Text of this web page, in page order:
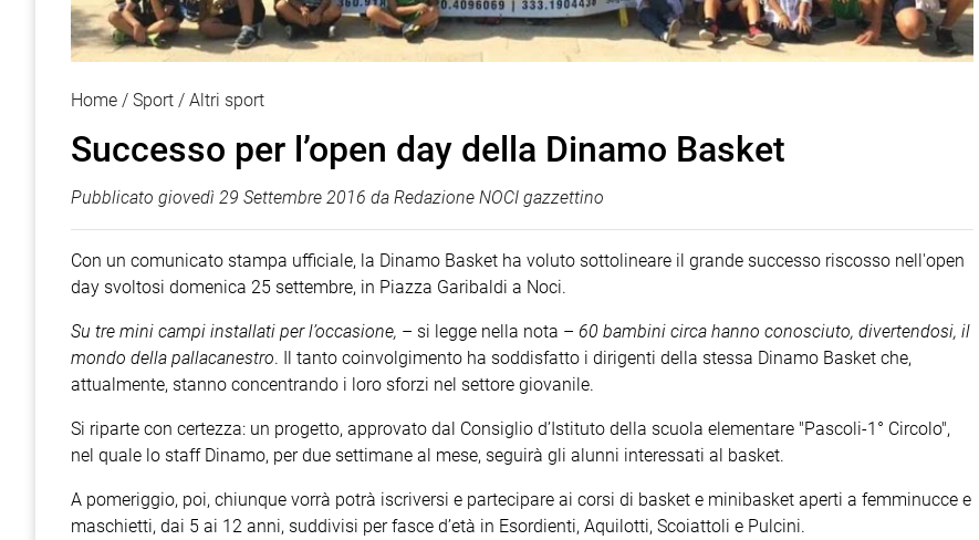
Home Sport Altri sport
Successo per l’open day della Dinamo Basket
Pubblicato giovedì 29 Settembre 2016 da Redazione NOCI gazzettino
Con un comunicato stampa ufficiale, la Dinamo Basket ha voluto sottolineare il grande successo riscosso nell'open
day svoltosi domenica 25 settembre, in Piazza Garibaldi a Noci.
Su tre mini campi installati per l’occasione, – si legge nella nota – 60 bambini circa hanno conosciuto, divertendosi, il
mondo della pallacanestro. Il tanto coinvolgimento ha soddisfatto i dirigenti della stessa Dinamo Basket che,
attualmente, stanno concentrando i loro sforzi nel settore giovanile.
Si riparte con certezza: un progetto, approvato dal Consiglio d’Istituto della scuola elementare "Pascoli-1° Circolo",
nel quale lo staff Dinamo, per due settimane al mese, seguirà gli alunni interessati al basket.
A pomeriggio, poi, chiunque vorrà potrà iscriversi e partecipare ai corsi di basket e minibasket aperti a femminucce e
maschietti, dai 5 ai 12 anni, suddivisi per fasce d’età in Esordienti, Aquilotti, Scoiattoli e Pulcini.